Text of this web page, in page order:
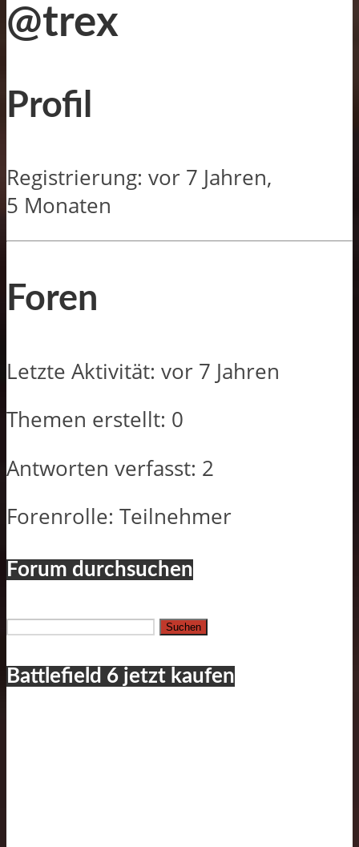
@trex
Profil
Registrierung: vor 7 Jahren,
5 Monaten
Foren
Letzte Aktivität: vor 7 Jahren
Themen erstellt: 0
Antworten verfasst: 2
Forenrolle: Teilnehmer
Forum durchsuchen
Suchen
Battlefield 6 jetzt kaufen